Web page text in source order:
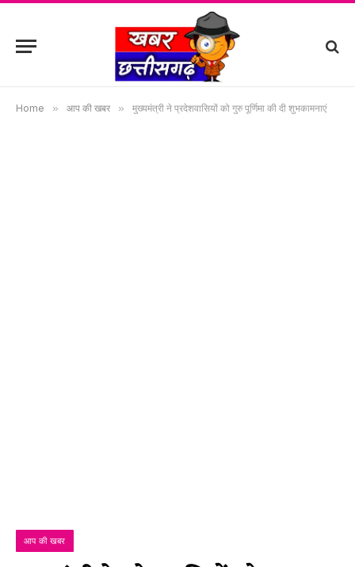
Home » आप की खबर » मुख्यमंत्री ने प्रदेशवासियों को गुरु पूर्णिमा की दी शुभकामनाएं
आप की खबर